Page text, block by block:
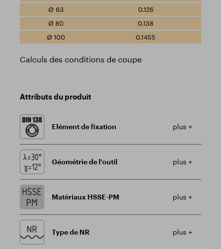
0.126
0.138
0.1455
Calculs des conditions de coupe
Attributs du produit
Elément de fixation plus +
Géométrie de l'outil plus +
Matériaux HSSE-PM plus +
Type de NR plus +